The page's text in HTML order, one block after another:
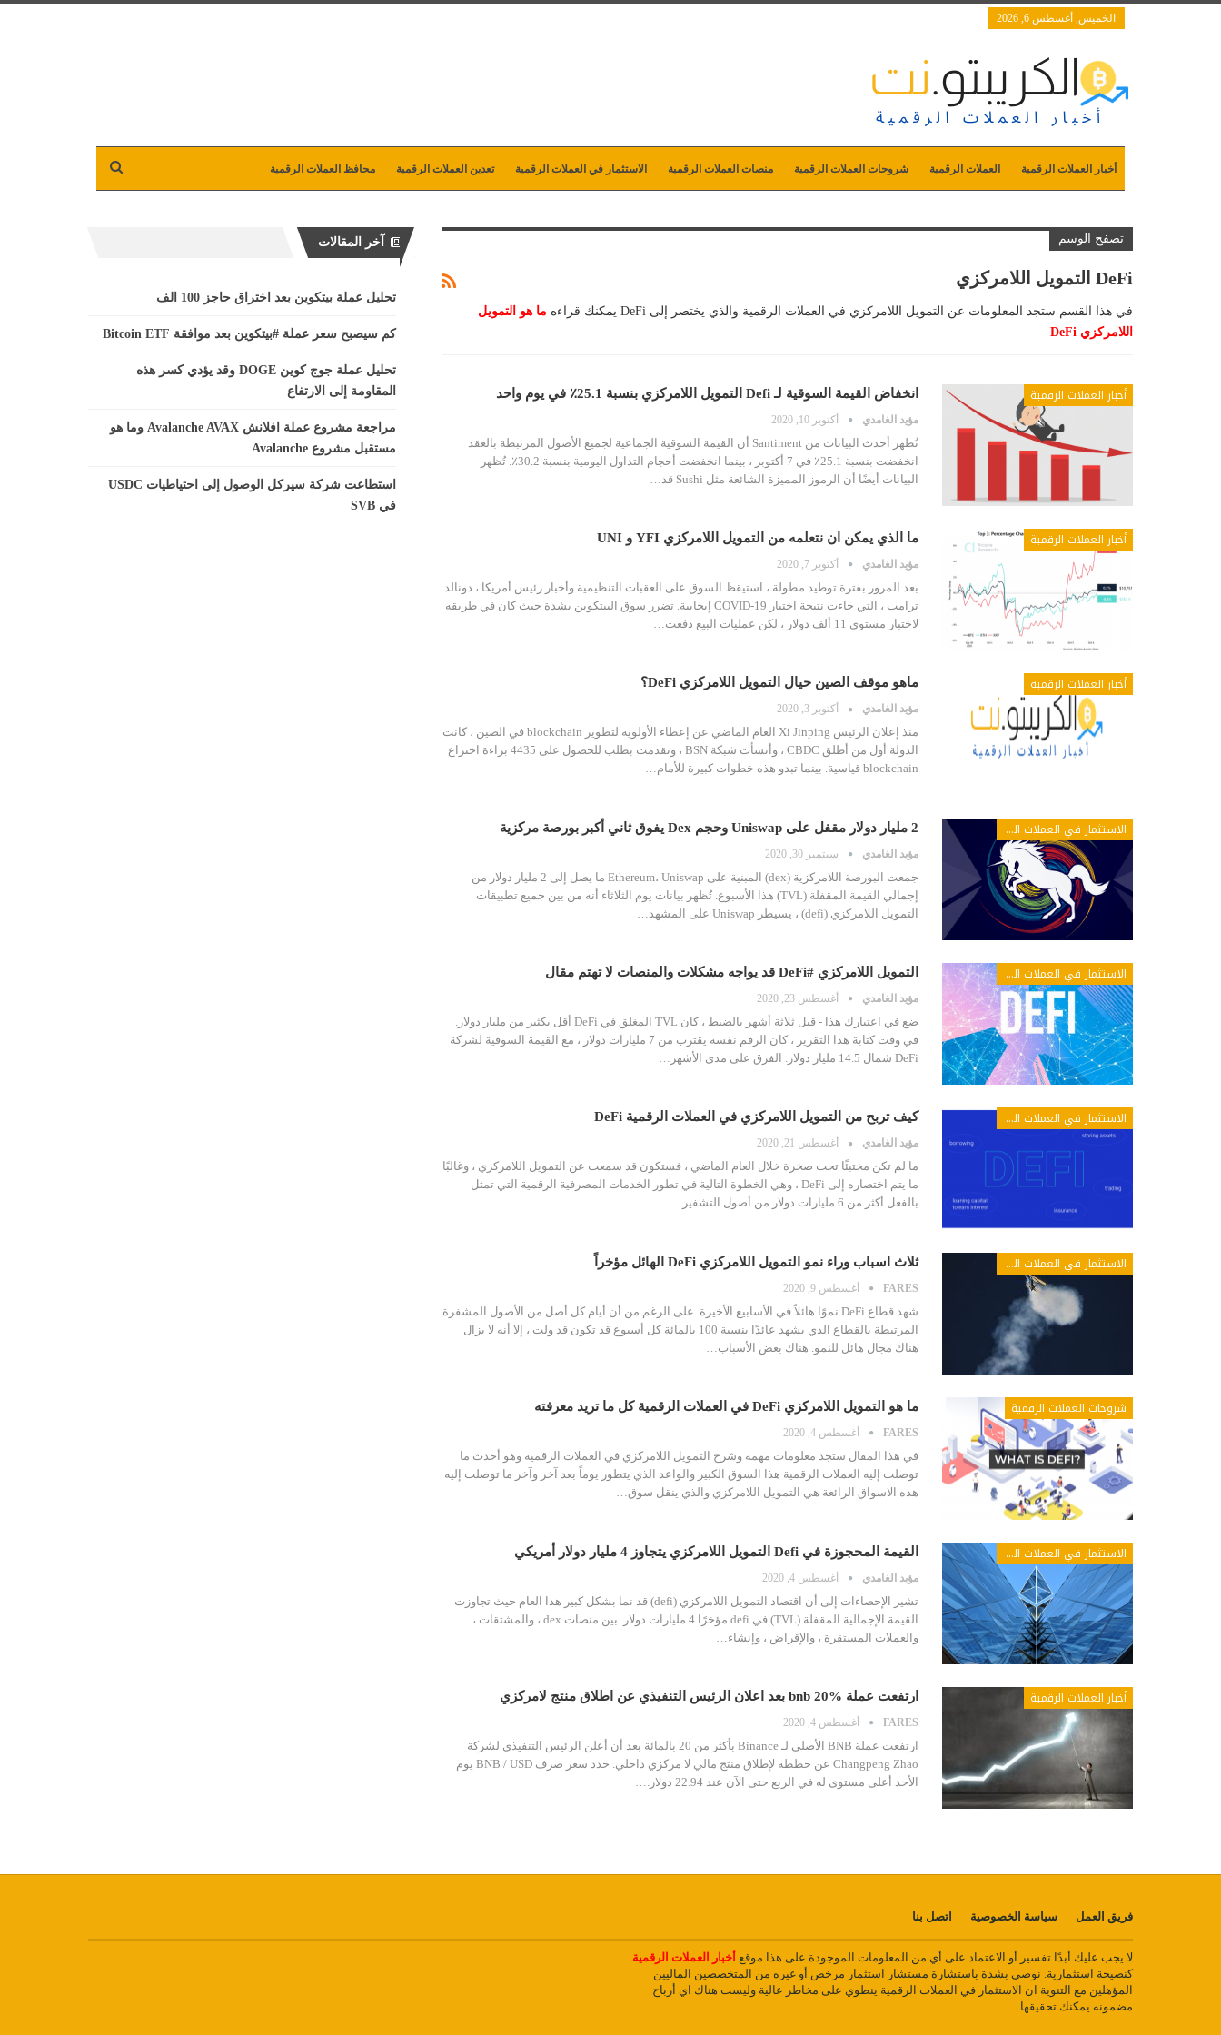
الخميس, أغسطس 6, 2026
أخبار العملات الرقمية العملات الرقمية شروحات العملات الرقمية منصات العملات الرقمية الاستثمار في العملات الرقمية تعدين العملات الرقمية محافظ العملات الرقمية
تصفح الوسم
DeFi التمويل اللامركزي
في هذا القسم ستجد المعلومات عن التمويل اللامركزي في العملات الرقمية والذي يختصر إلى DeFi يمكنك قراءه
ما هو التمويل
اللامركزي DeFi
أخبار العملات الرقمية انخفاض القيمة السوقية لـ Defi التمويل اللامركزي بنسبة 25.1٪ في يوم واحد
مؤيد الغامدي أكتوبر 10, 2020
تُظهر أحدث البيانات من Santiment أن القيمة السوقية الجماعية لجميع الأصول المرتبطة بالعقد
انخفضت بنسبة 25.1٪ في 7 أكتوبر ، بينما انخفضت أحجام التداول اليومية بنسبة 30.2٪. تُظهر
البيانات أيضًا أن الرموز المميزة الشائعة مثل Sushi قد
أخبار العملات الرقمية ما الذي يمكن ان نتعلمه من التمويل اللامركزي YFI و UNI
مؤيد الغامدي أكتوبر 7, 2020
بعد المرور بفترة توطيد مطولة ، استيقظ السوق على العقبات التنظيمية وأخبار رئيس أمريكا ، دونالد
ترامب ، التي جاءت نتيجة اختبار COVID-19 إيجابية. تضرر سوق البيتكوين بشدة حيث كان في طريقه
لاختبار مستوى 11 ألف دولار ، لكن عمليات البيع دفعت…
أخبار العملات الرقمية ماهو موقف الصين حيال التمويل اللامركزي DeFi؟
مؤيد الغامدي أكتوبر 3, 2020
منذ إعلان الرئيس Xi Jinping العام الماضي عن إعطاء الأولوية لتطوير blockchain في الصين ، كانت
الدولة أول من أطلق CBDC ، وأنشأت شبكة BSN ، وتقدمت بطلب للحصول على 4435 براءة اختراع
blockchain قياسية. بينما تبدو هذه خطوات كبيرة للأمام…
الاستثمار في العملات الرقمية 2 مليار دولار مقفل على Uniswap وحجم Dex يفوق ثاني أكبر بورصة مركزية
مؤيد الغامدي سبتمبر 30, 2020
جمعت البورصة اللامركزية (dex) المبنية على Ethereum، Uniswap ما يصل إلى 2 مليار دولار من
إجمالي القيمة المقفلة (TVL) هذا الأسبوع. تُظهر بيانات يوم الثلاثاء أنه من بين جميع تطبيقات
التمويل اللامركزي (defi) ، يسيطر Uniswap على المشهد
الاستثمار في العملات الرقمية التمويل اللامركزي #DeFi قد يواجه مشكلات والمنصات لا تهتم مقال
مؤيد الغامدي أغسطس 23, 2020
ضع في اعتبارك هذا - قبل ثلاثة أشهر بالضبط ، كان TVL المغلق في DeFi أقل بكثير من مليار دولار.
في وقت كتابة هذا التقرير ، كان الرقم نفسه يقترب من 7 مليارات دولار ، مع القيمة السوقية لشركة
DeFi شمال 14.5 مليار دولار. الفرق على مدى الأشهر…
الاستثمار في العملات الرقمية كيف تربح من التمويل اللامركزي في العملات الرقمية DeFi
مؤيد الغامدي أغسطس 21, 2020
ما لم تكن مختبئًا تحت صخرة خلال العام الماضي ، فستكون قد سمعت عن التمويل اللامركزي ، وغالبًا
ما يتم اختصاره إلى DeFi ، وهي الخطوة التالية في تطور الخدمات المصرفية الرقمية التي تمثل
بالفعل أكثر من 6 مليارات دولار من أصول التشفير.…
الاستثمار في العملات الرقمية ثلاث اسباب وراء نمو التمويل اللامركزي DeFi الهائل مؤخراً
FARES أغسطس 9, 2020
شهد قطاع DeFi نموًا هائلاً في الأسابيع الأخيرة. على الرغم من أن أيام كل أصل من الأصول المشفرة
المرتبطة بالقطاع الذي يشهد عائدًا بنسبة 100 بالمائة كل أسبوع قد تكون قد ولت ، إلا أنه لا يزال
هناك مجال هائل للنمو. هناك بعض الأسباب…
شروحات العملات الرقمية ما هو التمويل اللامركزي DeFi في العملات الرقمية كل ما تريد معرفته
FARES أغسطس 4, 2020
في هذا المقال ستجد معلومات مهمة وشرح التمويل اللامركزي في العملات الرقمية وهو أحدث ما
توصلت إليه العملات الرقمية هذا السوق الكبير والواعد الذي يتطور يوماً بعد آخر وآخر ما توصلت إليه
هذه الاسواق الرائعة هي التمويل اللامركزي والذي ينقل سوق…
الاستثمار في العملات الرقمية القيمة المحجوزة في Defi التمويل اللامركزي يتجاوز 4 مليار دولار أمريكي
مؤيد الغامدي أغسطس 4, 2020
تشير الإحصاءات إلى أن اقتصاد التمويل اللامركزي (defi) قد نما بشكل كبير هذا العام حيث تجاوزت
القيمة الإجمالية المقفلة (TVL) في defi مؤخرًا 4 مليارات دولار. بين منصات dex ، والمشتقات ،
والعملات المستقرة ، والإقراض ، وإنشاء
أخبار العملات الرقمية ارتفعت عملة bnb 20% بعد اعلان الرئيس التنفيذي عن اطلاق منتج لامركزي
FARES أغسطس 4, 2020
ارتفعت عملة BNB الأصلي لـ Binance بأكثر من 20 بالمائة بعد أن أعلن الرئيس التنفيذي لشركة
Changpeng Zhao عن خططه لإطلاق منتج مالي لا مركزي داخلي. حدد سعر صرف BNB / USD يوم
الأحد أعلى مستوى له في الربع حتى الآن عند 22.94 دولار.…
آخر المقالات
تحليل عملة بيتكوين بعد اختراق حاجز 100 الف
كم سيصبح سعر عملة #بيتكوين بعد موافقة Bitcoin ETF
تحليل عملة جوج كوين DOGE وقد يؤدي كسر هذه
المقاومة إلى الارتفاع
مراجعة مشروع عملة افلانش Avalanche AVAX وما هو
مستقبل مشروع Avalanche
استطاعت شركة سيركل الوصول إلى احتياطيات USDC
في SVB
فريق العمل سياسة الخصوصية اتصل بنا
لا يجب عليك أبدًا تفسير أو الاعتماد على أي من المعلومات الموجودة على هذا موقع أخبار العملات الرقمية
كنصيحة استثمارية. نوصي بشدة باستشارة مستشار استثمار مرخص أو غيره من المتخصصين الماليين
المؤهلين مع التنوية ان الاستثمار في العملات الرقمية ينطوي على مخاطر عالية وليست هناك اي أرباح
مضمونه يمكنك تحقيقها